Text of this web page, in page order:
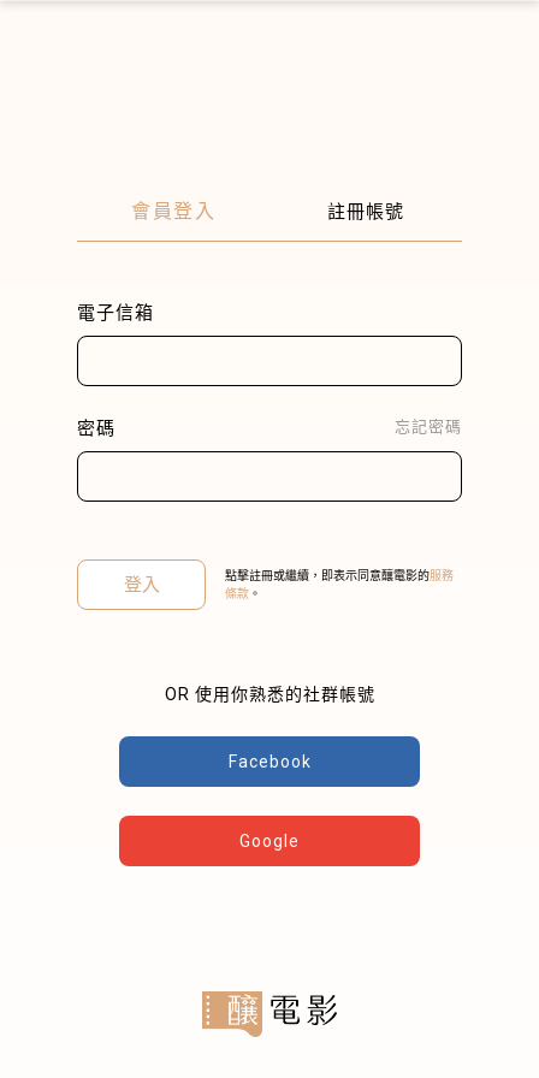
會員登入 註冊帳號
電子信箱
密碼 忘記密碼
登入 點擊註冊或繼續，即表示同意釀電影的服務
條款 。
OR 使用你熟悉的社群帳號
Facebook
Google